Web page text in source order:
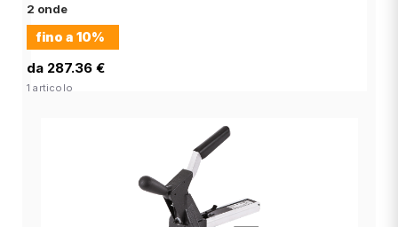
2 onde
fino a 10%
da 287.36 €
1 articolo